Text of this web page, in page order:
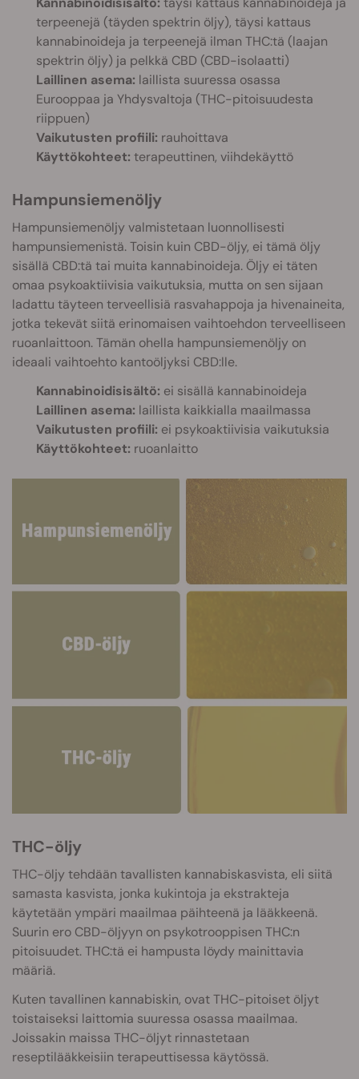
terpeenejä (täyden spektrin öljy), täysi kattaus
kannabinoideja ja terpeenejä ilman THC:tä (laajan
spektrin öljy) ja pelkkä CBD (CBD-isolaatti)
Laillinen asema: laillista suuressa osassa
Eurooppaa ja Yhdysvaltoja (THC-pitoisuudesta
riippuen)
Vaikutusten profiili: rauhoittava
Käyttökohteet: terapeuttinen, viihdekäyttö
Hampunsiemenöljy
Hampunsiemenöljy valmistetaan luonnollisesti
hampunsiemenistä. Toisin kuin CBD-öljy, ei tämä öljy
sisällä CBD:tä tai muita kannabinoideja. Öljy ei täten
omaa psykoaktiivisia vaikutuksia, mutta on sen sijaan
ladattu täyteen terveellisiä rasvahappoja ja hivenaineita,
jotka tekevät siitä erinomaisen vaihtoehdon terveelliseen
ruoanlaittoon. Tämän ohella hampunsiemenöljy on
ideaali vaihtoehto kantoöljyksi CBD:lle.
Kannabinoidisisältö: ei sisällä kannabinoideja
Laillinen asema: laillista kaikkialla maailmassa
Vaikutusten profiili: ei psykoaktiivisia vaikutuksia
Käyttökohteet: ruoanlaitto
THC-öljy
THC-öljy tehdään tavallisten kannabiskasvista, eli siitä
samasta kasvista, jonka kukintoja ja ekstrakteja
käytetään ympäri maailmaa päihteenä ja lääkkeenä.
Suurin ero CBD-öljyyn on psykotrooppisen THC:n
pitoisuudet. THC:tä ei hampusta löydy mainittavia
määriä.
Kuten tavallinen kannabiskin, ovat THC-pitoiset öljyt
toistaiseksi laittomia suuressa osassa maailmaa.
Joissakin maissa THC-öljyt rinnastetaan
reseptilääkkeisiin terapeuttisessa käytössä.